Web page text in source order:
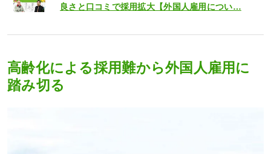
良さと口コミで採用拡大【外国人雇用につい…
高齢化による採用難から外国人雇用に
踏み切る